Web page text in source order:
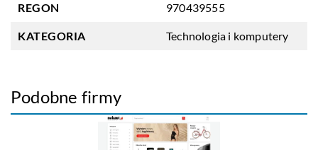
REGON 970439555
KATEGORIA Technologia i komputery
Podobne firmy